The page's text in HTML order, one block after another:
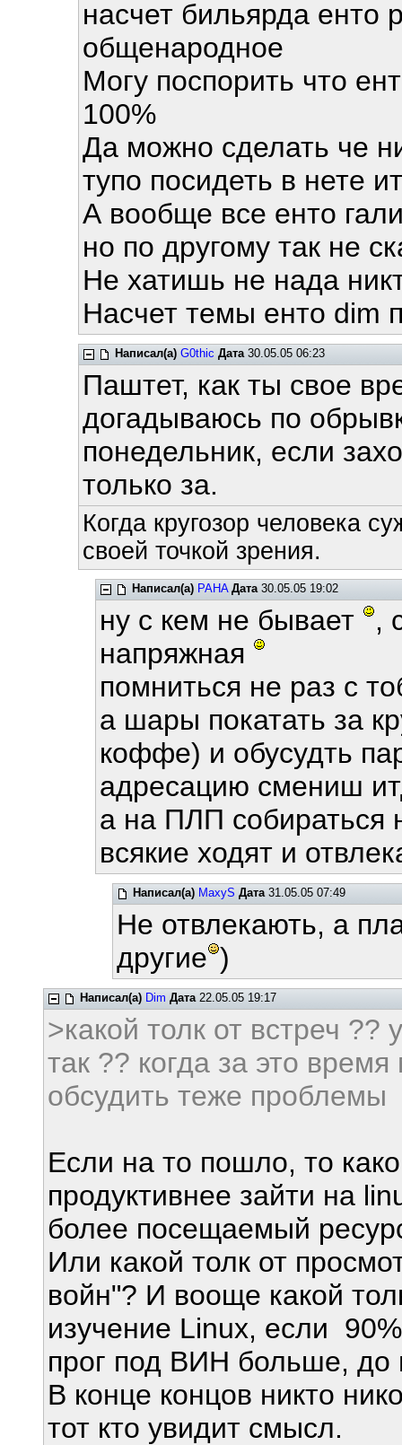
насчет бильярда енто
общенародное
Могу поспорить что
100%
Да можно сделать че
тупо посидеть в нете
А вообще все енто
но по другому так не
Не хатишь не нада
Насчет темы енто dim
Написал(а) G0thic Дата30.05.05 06:23
Паштет, как ты свое
догадываюсь по
понедельник, если
только за.
Когда кругозор человека
своей точкой зрения.
Написал(а) PAHA Дата30.05.05 19:02
ну с кем не бывает
,
напряжная
помниться не раз с
а шары покатать за
коффе) и обусудть
адресацию смениш
а на ПЛП собираться
всякие ходят и
Написал(а) MaxyS Дата31.05.05 07:49
Не отвлекають, а
другие )
Написал(а) Dim Дата22.05.05 19:17
>какой толк от встреч ??
так ?? когда за это
обсудить теже проблемы
Если на то пошло, то
продуктивнее зайти на
более посещаемый
Или какой толк от
войн"? И вооще какой
изучение Linux, если
прог под ВИН больше, до
В конце концов никто
тот кто увидит смысл.